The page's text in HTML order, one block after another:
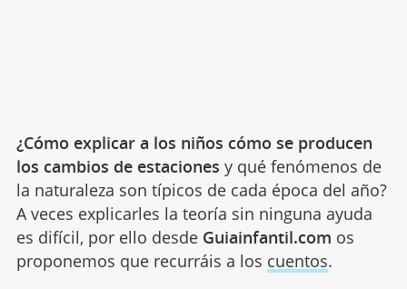
¿Cómo explicar a los niños cómo se producen
los cambios de estaciones y qué fenómenos de
la naturaleza son típicos de cada época del año?
A veces explicarles la teoría sin ninguna ayuda
es difícil, por ello desde Guiainfantil.com os
proponemos que recurráis a los cuentos.